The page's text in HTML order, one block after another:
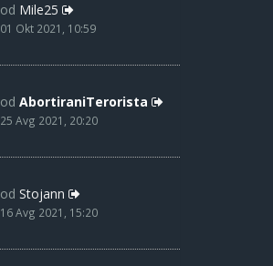
od Mile25
01 Okt 2021, 10:59
od AbortiraniTerorista
25 Avg 2021, 20:20
od Stojann
16 Avg 2021, 15:20